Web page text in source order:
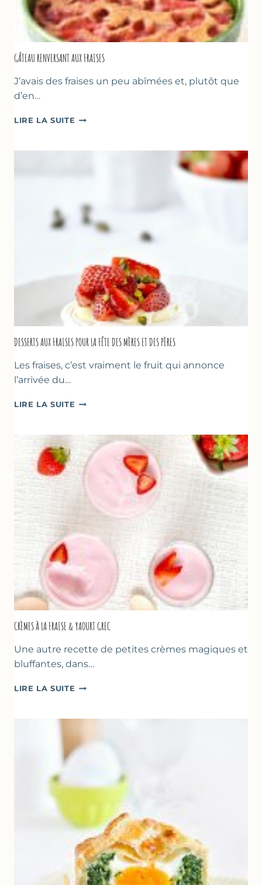
GÂTEAU RENVERSANT AUX FRAISES
J’avais des fraises un peu abîmées et, plutôt que
d’en…
LIRE LA SUITE GÂTEAU
FRAISES
DESSERTS AUX FRAISES POUR LA FÊTE DES MÈRES ET DES PÈRES
Les fraises, c’est vraiment le fruit qui annonce
l’arrivée du…
LIRE LA SUITE DESSERTS
POUR
FÊTE
DES
CRÈMES À LA FRAISE & YAOURT GREC
Une autre recette de petites crèmes magiques et
bluffantes, dans…
LIRE LA SUITE CRÈMES
FRAISE
YAOURT
GREC